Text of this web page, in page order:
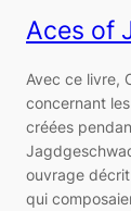
Aces of
Avec ce livre,
concernant
créées
ouvrage
qui